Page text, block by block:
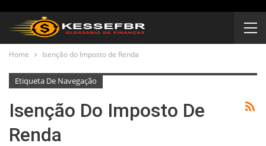
Home Isenção do Imposto de Renda
Etiqueta De Navegação
Isenção Do Imposto De
Renda